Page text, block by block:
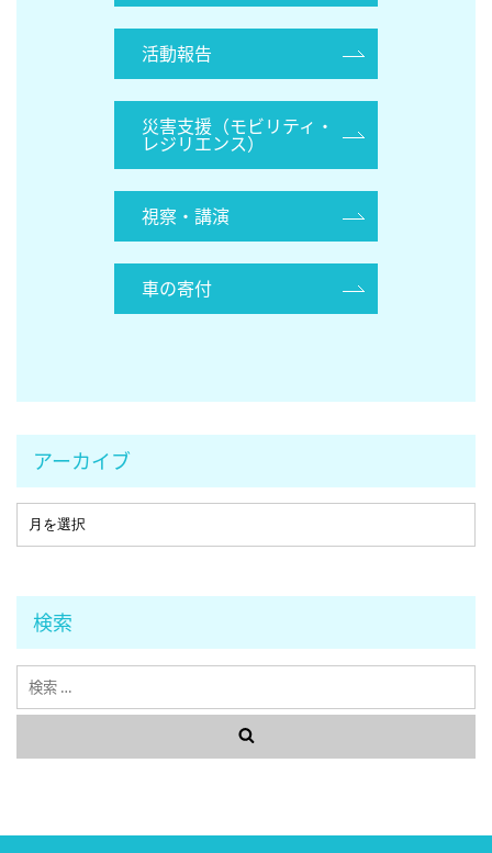
活動報告
災害支援（モビリティ・
レジリエンス）
視察・講演
車の寄付
アーカイブ
検索
索